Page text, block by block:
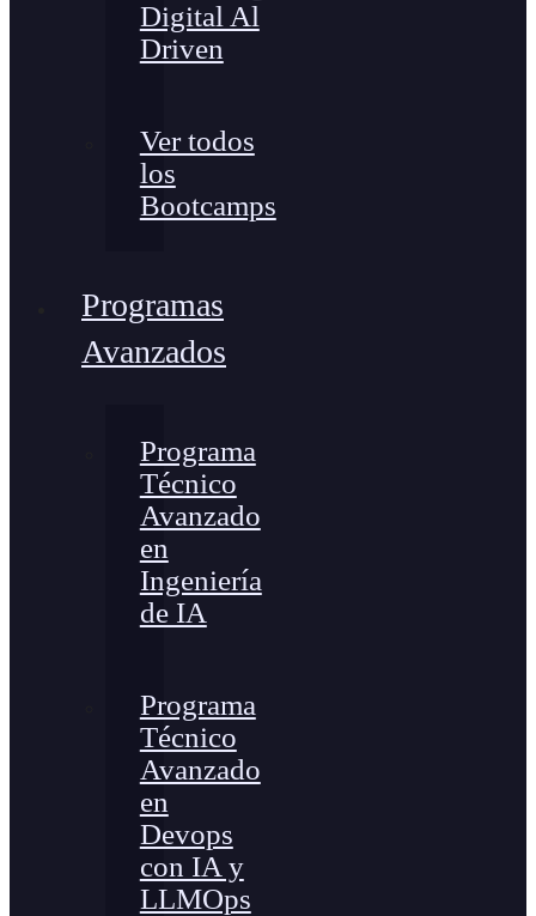
Digital Al
Driven
Ver todos
los
Bootcamps
Programas
Avanzados
Programa
Técnico
Avanzado
en
Ingeniería
de IA
Programa
Técnico
Avanzado
en
Devops
con IA y
LLMOps